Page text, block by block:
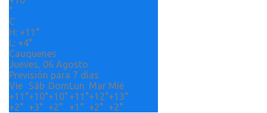
i
s
°
C
H: +11°
L: +4°
Cauquenes
Jueves, 06 Agosto
Previsión para 7 días
Vie
Sáb DomLun Mar Mié
+11°+10°+10°+11°+12°+13°
+2° +3° +2° +1° +2° +2°